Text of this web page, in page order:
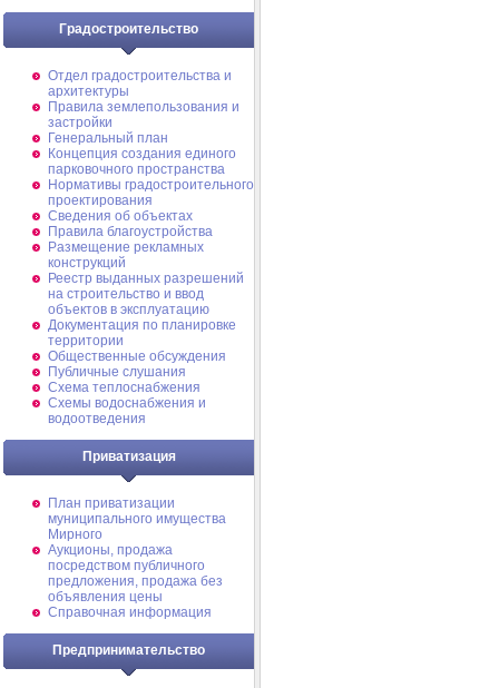
Градостроительство
Отдел градостроительства и
архитектуры
Правила землепользования и
застройки
Генеральный план
Концепция создания единого
парковочного пространства
Нормативы градостроительного
проектирования
Сведения об объектах
Правила благоустройства
Размещение рекламных
конструкций
Реестр выданных разрешений
на строительство и ввод
объектов в эксплуатацию
Документация по планировке
территории
Общественные обсуждения
Публичные слушания
Схема теплоснабжения
Схемы водоснабжения и
водоотведения
Приватизация
План приватизации
муниципального имущества
Мирного
Аукционы, продажа
посредством публичного
предложения, продажа без
объявления цены
Справочная информация
Предпринимательство